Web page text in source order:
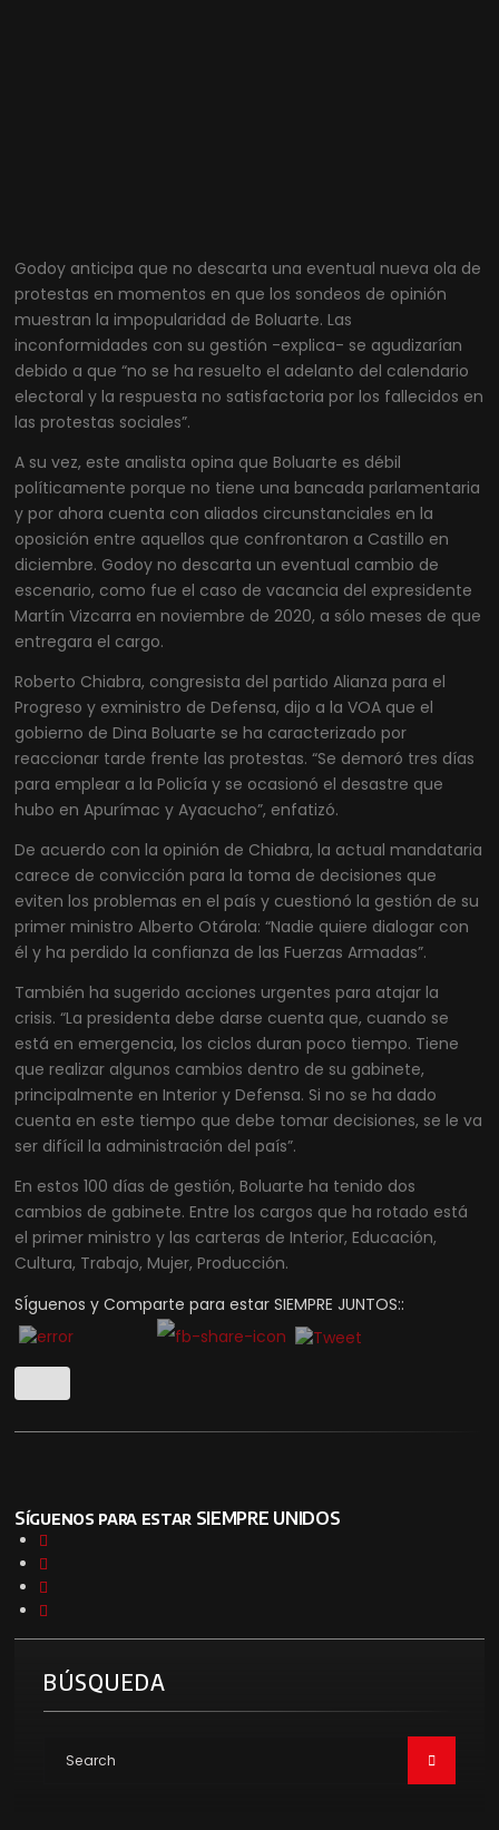
Godoy anticipa que no descarta una eventual nueva ola de
protestas en momentos en que los sondeos de opinión
muestran la impopularidad de Boluarte. Las
inconformidades con su gestión -explica- se agudizarían
debido a que “no se ha resuelto el adelanto del calendario
electoral y la respuesta no satisfactoria por los fallecidos en
las protestas sociales”.
A su vez, este analista opina que Boluarte es débil
políticamente porque no tiene una bancada parlamentaria
y por ahora cuenta con aliados circunstanciales en la
oposición entre aquellos que confrontaron a Castillo en
diciembre. Godoy no descarta un eventual cambio de
escenario, como fue el caso de vacancia del expresidente
Martín Vizcarra en noviembre de 2020, a sólo meses de que
entregara el cargo.
Roberto Chiabra, congresista del partido Alianza para el
Progreso y exministro de Defensa, dijo a la VOA que el
gobierno de Dina Boluarte se ha caracterizado por
reaccionar tarde frente las protestas. “Se demoró tres días
para emplear a la Policía y se ocasionó el desastre que
hubo en Apurímac y Ayacucho”, enfatizó.
De acuerdo con la opinión de Chiabra, la actual mandataria
carece de convicción para la toma de decisiones que
eviten los problemas en el país y cuestionó la gestión de su
primer ministro Alberto Otárola: “Nadie quiere dialogar con
él y ha perdido la confianza de las Fuerzas Armadas”.
También ha sugerido acciones urgentes para atajar la
crisis. “La presidenta debe darse cuenta que, cuando se
está en emergencia, los ciclos duran poco tiempo. Tiene
que realizar algunos cambios dentro de su gabinete,
principalmente en Interior y Defensa. Si no se ha dado
cuenta en este tiempo que debe tomar decisiones, se le va
ser difícil la administración del país”.
En estos 100 días de gestión, Boluarte ha tenido dos
cambios de gabinete. Entre los cargos que ha rotado está
el primer ministro y las carteras de Interior, Educación,
Cultura, Trabajo, Mujer, Producción.
SÍguenos y Comparte para estar SIEMPRE JUNTOS::
Síguenos para estar SIEMPRE UNIDOS
BÚSQUEDA